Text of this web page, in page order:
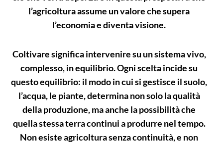
l’agricoltura assume un valore che supera
l’economia e diventa visione.
Coltivare significa intervenire su un sistema vivo,
complesso, in equilibrio. Ogni scelta incide su
questo equilibrio: il modo in cui si gestisce il suolo,
l’acqua, le piante, determina non solo la qualità
della produzione, ma anche la possibilità che
quella stessa terra continui a produrre nel tempo.
Non esiste agricoltura senza continuità, e non